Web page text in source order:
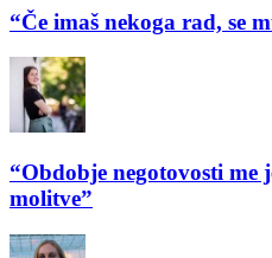
“Če imaš nekoga rad, se
“Obdobje negotovosti me
molitve”